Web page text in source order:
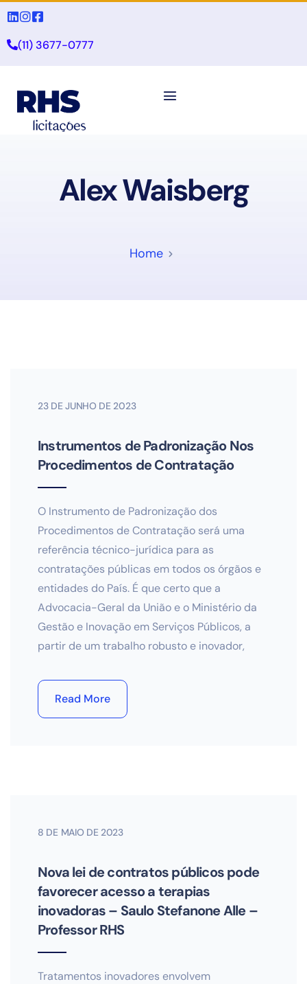
(11) 3677-0777
Alex Waisberg
Home
23 DE JUNHO DE 2023
Instrumentos de Padronização Nos
Procedimentos de Contratação
O Instrumento de Padronização dos
Procedimentos de Contratação será uma
referência técnico-jurídica para as
contratações públicas em todos os órgãos e
entidades do País. É que certo que a
Advocacia-Geral da União e o Ministério da
Gestão e Inovação em Serviços Públicos, a
partir de um trabalho robusto e inovador,
Read More
8 DE MAIO DE 2023
Nova lei de contratos públicos pode
favorecer acesso a terapias
inovadoras – Saulo Stefanone Alle –
Professor RHS
Tratamentos inovadores envolvem